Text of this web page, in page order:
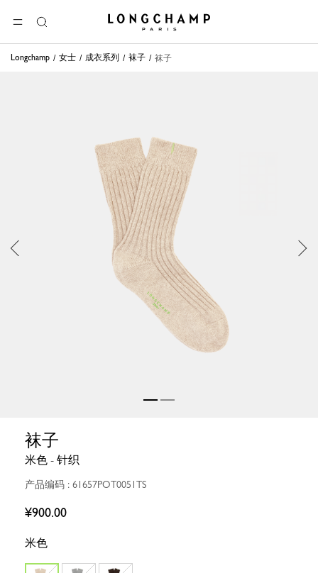
选单
搜
索
Longchamp - 主页
Longchamp 女士 成衣系列 袜子 袜子
袜子
米色 - 针织
产品编码 : 61657POT0051TS
¥900.00
米色